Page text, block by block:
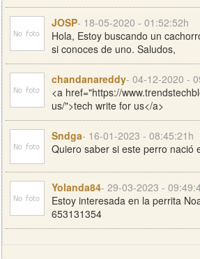
JOSP- 18-05-2020 - 01:52:52h
Hola, Estoy buscando un
si conoces de uno. Saludos,
chandanareddy- 04-12-2020 -
<a href="https://
us/">tech write for us</a>
Sndga- 16-01-2023 - 08:45:21h
Quiero saber si este perro nació
Yolanda84- 29-03-2023 -
Estoy interesada en la perrita
653131354